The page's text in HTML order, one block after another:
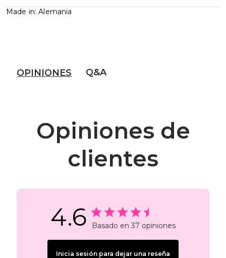
Made in: Alemania
OPINIONES Q&A
Opiniones de
clientes
4.6 Basado en 37 opiniones
Inicia sesión para dejar una reseña